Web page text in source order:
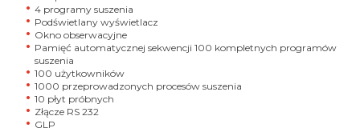
4 programy suszenia
Podświetlany wyświetlacz
Okno obserwacyjne
Pamięć automatycznej sekwencji 100 kompletnych programów
suszenia
100 użytkowników
1000 przeprowadzonych procesów suszenia
10 płyt próbnych
Złącze RS 232
GLP